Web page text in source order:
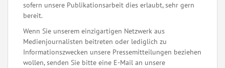
sofern unsere Publikationsarbeit dies erlaubt, sehr gern
bereit.
Wenn Sie unserem einzigartigen Netzwerk aus
Medienjournalisten beitreten oder lediglich zu
Informationszwecken unsere Pressemitteilungen beziehen
wollen, senden Sie bitte eine E-Mail an unsere